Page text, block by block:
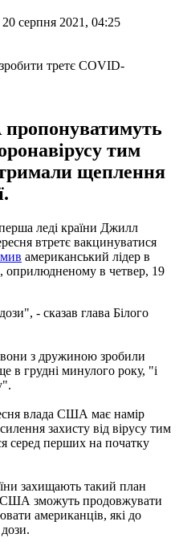
серпня 2021, 04:25
тим
щеплення
леді країни Джилл
втретє вакцинуватися
американський лідер в
оприлюдненому в четвер, 19
- сказав глава Білого
з дружиною зробили
в грудні минулого року, "і
влада США має намір
захисту від вірусу тим
серед перших на початку
захищають такий план
США зможуть продовжувати
американців, які до